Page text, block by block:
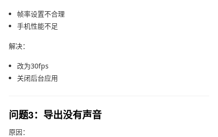
帧率设置不合理
手机性能不足
解决：
改为30fps
关闭后台应用
问题3：导出没有声音
原因：